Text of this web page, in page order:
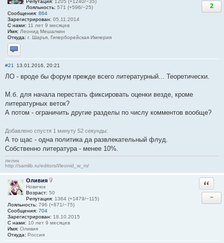
Репутация: 1205 (+1240/−35)
Лояльность: 571 (+596/−25)
Сообщения: 864
Зарегистрирован: 05.11.2014
С нами: 11 лет 9 месяцев
Имя: Леонид Мешалкин
Откуда: г. Шарья, Гиперборейская Империя
Отправить личное сообщение
2
#21 13.01.2016, 20:21
ЛО - вроде бы форум прежде всего литературный... Теоретически.
М.б. для начала перестать фиксировать оценки везде, кроме
литературных веток?
А потом - ограничить другие разделы по числу комментов вообще?
Добавлено спустя 1 минуту 52 секунды:
А то щас - одна политика да развлекательный флуд.
Собственно литература - менее 10%.
лелик
http://samlib.ru/editors/l/leonid_w_m/
Оливия
Новичок
Возраст: 50
Репутация: 1364 (+1479/−115)
Лояльность: 796 (+871/−75)
Сообщения: 704
Зарегистрирован: 18.10.2015
С нами: 10 лет 9 месяцев
Имя: Оливия
Откуда: Россия
−